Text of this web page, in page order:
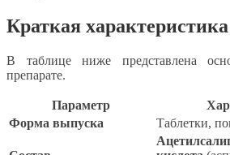
Краткая
В таблице ниже представлена
препарате.
Параметр
Форма выпуска
Таблетки,